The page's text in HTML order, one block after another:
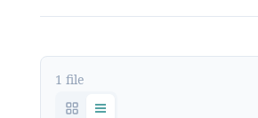
1 file